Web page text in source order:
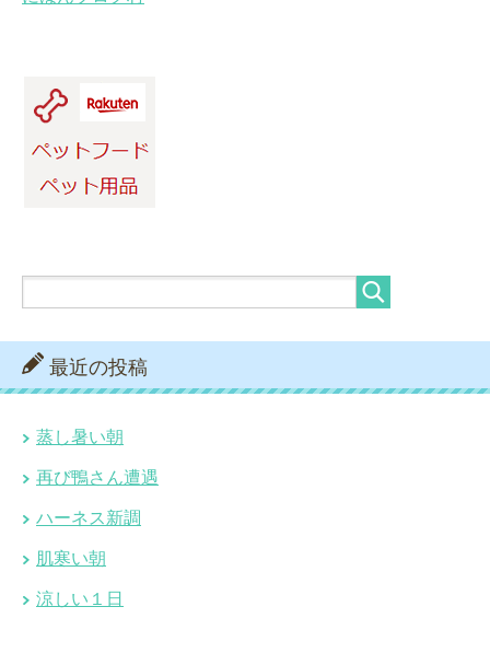
最近の投稿
蒸し暑い朝
再び鴨さん遭遇
ハーネス新調
肌寒い朝
涼しい１日